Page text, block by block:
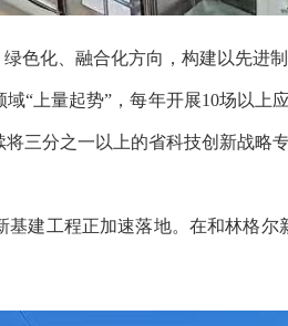
化、融合化方向，构建以先进
“上量起势”，每年开展10场以
三分之一以上的省科技创新战略
工程正加速落地。在和林格尔